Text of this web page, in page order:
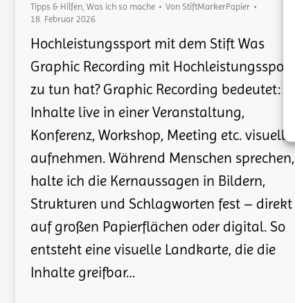
Tipps & Hilfen Was ich so mache Von StiftMarkerPapier
18. Februar 2026
Hochleistungssport mit dem Stift Was
Graphic Recording mit Hochleistungssport
zu tun hat? Graphic Recording bedeutet:
Inhalte live in einer Veranstaltung,
Konferenz, Workshop, Meeting etc. visuell
aufnehmen. Während Menschen sprechen,
halte ich die Kernaussagen in Bildern,
Strukturen und Schlagworten fest – direkt
auf großen Papierflächen oder digital. So
entsteht eine visuelle Landkarte, die die
Inhalte greifbar…